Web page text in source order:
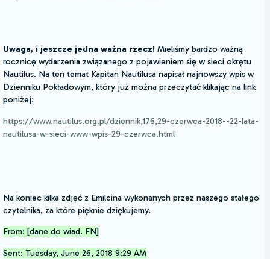
Uwaga, i jeszcze jedna ważna rzecz! Mieliśmy bardzo ważną
rocznicę wydarzenia związanego z pojawieniem się w sieci okrętu
Nautilus. Na ten temat Kapitan Nautilusa napisał najnowszy wpis w
Dzienniku Pokładowym, który już można przeczytać klikając na link
poniżej:
https://www.nautilus.org.pl/dziennik,176,29-czerwca-2018--22-lata-
nautilusa-w-sieci-www-wpis-29-czerwca.html
Na koniec kilka zdjęć z Emilcina wykonanych przez naszego stałego
czytelnika, za które pięknie dziękujemy.
From: [dane do wiad. FN]
Sent: Tuesday, June 26, 2018 9:29 AM